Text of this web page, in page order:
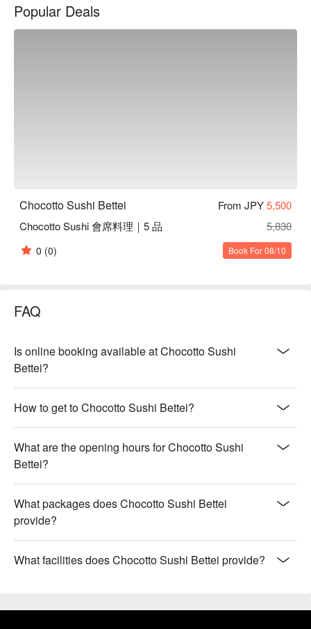
的酒品供您選擇！
【絕佳氣氛】店內輕鬆的氣氛讓 1 人來用餐的客人也能感到非
Popular Deals
Chocotto Sushi Bettei From JPY5,500
Chocotto Sushi 會席料理｜5 品
5,830
0 (0) Book For 08/10
FAQ
Is online booking available at Chocotto Sushi
Bettei?
How to get to Chocotto Sushi Bettei?
What are the opening hours for Chocotto Sushi
Bettei?
What packages does Chocotto Sushi Bettei
provide?
What facilities does Chocotto Sushi Bettei provide?